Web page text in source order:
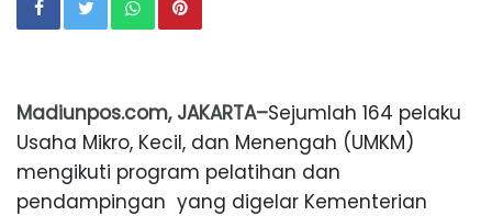
Madiunpos.com, JAKARTA–Sejumlah 164 pelaku
Usaha Mikro, Kecil, dan Menengah (UMKM)
mengikuti program pelatihan dan
pendampingan yang digelar Kementerian